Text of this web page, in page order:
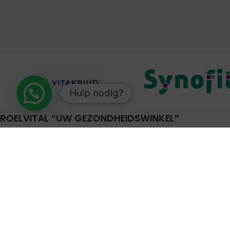
ROELVITAL “UW GEZONDHEIDSWINKEL”
Hulp nodig?